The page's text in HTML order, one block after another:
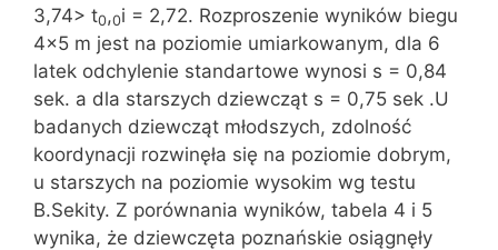
3,74> t0,0i = 2,72. Rozproszenie wyników biegu
4×5 m jest na poziomie umiarkowanym, dla 6
latek odchylenie standartowe wynosi s = 0,84
sek. a dla starszych dziewcząt s = 0,75 sek .U
badanych dziewcząt młodszych, zdolność
koordynacji rozwinęła się na poziomie dobrym,
u starszych na poziomie wysokim wg testu
B.Sekity. Z porównania wyników, tabela 4 i 5
wynika, że dziewczęta poznańskie osiągnęły